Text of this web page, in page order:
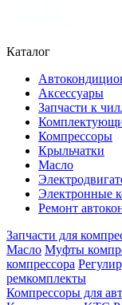
Каталог
Аксессуары
Запчасти к
Компрессоры
Крыльчатки
Масло
Электронные
Ремонт
Запчасти для
Масло Муфты
компрессора
ремкомплекты
Компрессоры для